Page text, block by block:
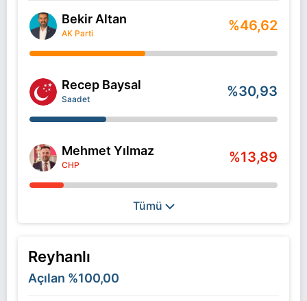
Bekir Altan
AK Parti %46,62
Recep Baysal
Saadet %30,93
Mehmet Yılmaz
CHP %13,89
Tümü
Reyhanlı
Açılan %100,00